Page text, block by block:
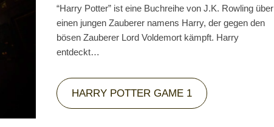
“Harry Potter” ist eine Buchreihe von J.K. Rowling über
einen jungen Zauberer namens Harry, der gegen den
bösen Zauberer Lord Voldemort kämpft. Harry
entdeckt…
HARRY POTTER GAME 1